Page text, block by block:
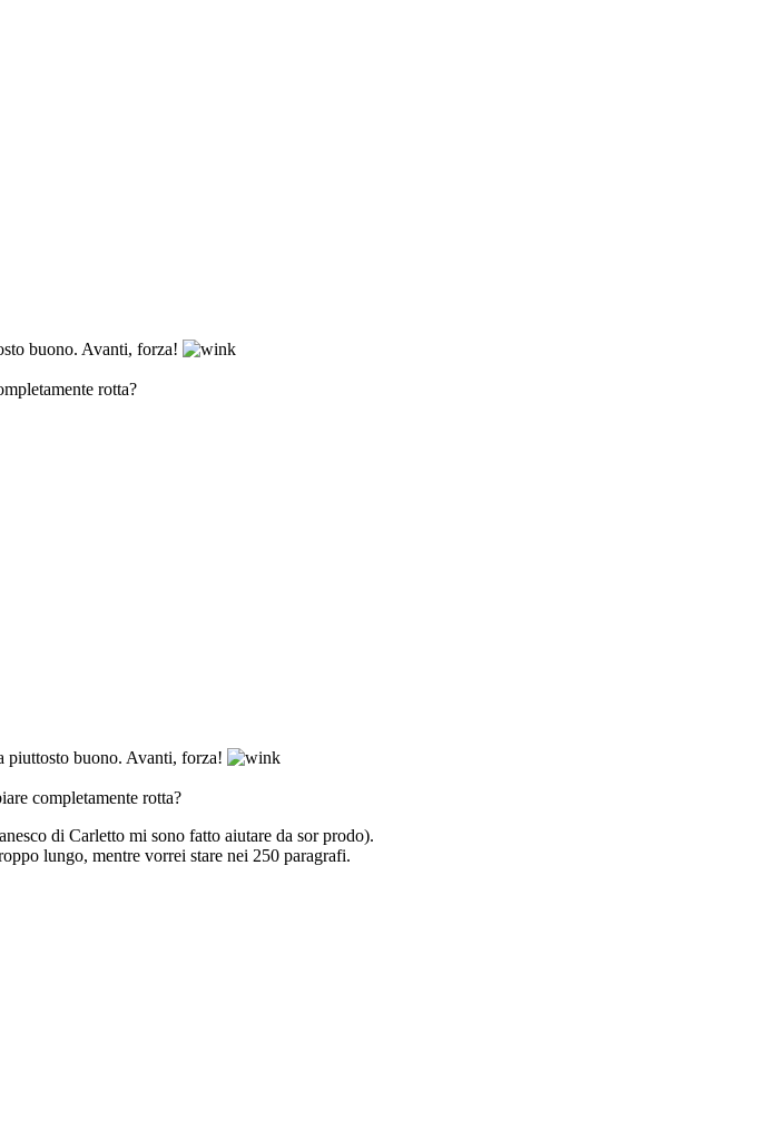
buono. Avanti, forza!
rotta?
piuttosto buono. Avanti, forza!
completamente rotta?
di Carletto mi sono fatto aiutare da sor prodo).
lungo, mentre vorrei stare nei 250 paragrafi.